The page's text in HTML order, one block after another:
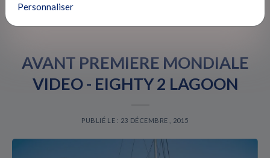
AVANT PREMIERE MONDIALE VIDEO - EIGHTY 2 LAGOON
AVANT PREMIERE MONDIALE
VIDEO - EIGHTY 2 LAGOON
PUBLIÉ LE : 23 DÉCEMBRE , 2015
Personnaliser